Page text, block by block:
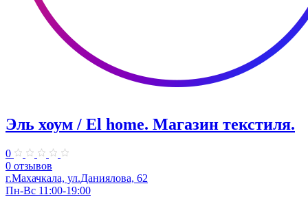
Эль хоум / El home. ​Магазин текстиля.
0
0 отзывов
г.Махачкала, ул.Даниялова, 62
Пн-Вс 11:00-19:00